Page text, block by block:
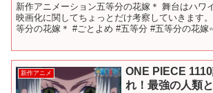
新作アニメーション五等分の花嫁＊ 舞台はハワ
映画化に関してちょっとだけ考察していきます
等分の花嫁＊ #ごとよめ #五等分 #五等分の花嫁
新作アニメ
ONE PIECE
れ！最強の人類と